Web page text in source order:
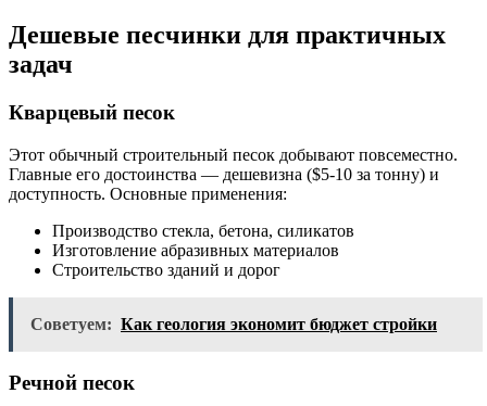
Дешевые песчинки для практичных
задач
Кварцевый песок
Этот обычный строительный песок добывают повсеместно.
Главные его достоинства — дешевизна ($5-10 за тонну) и
доступность. Основные применения:
Производство стекла, бетона, силикатов
Изготовление абразивных материалов
Строительство зданий и дорог
Советуем: Как геология экономит бюджет стройки
Речной песок